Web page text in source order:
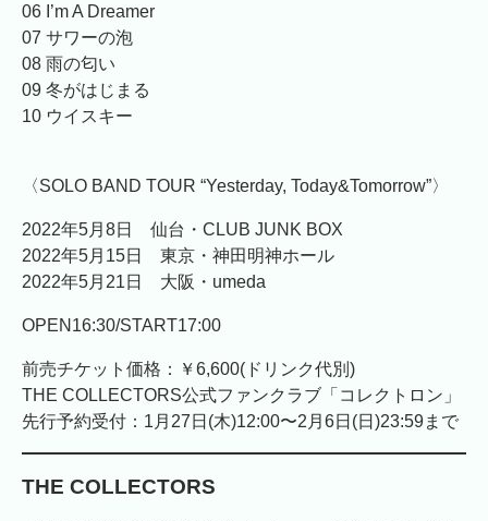
06 I’m A Dreamer
07 サワーの泡
08 雨の匂い
09 冬がはじまる
10 ウイスキー
〈SOLO BAND TOUR “Yesterday, Today&Tomorrow”〉
2022年5月8日 仙台・CLUB JUNK BOX
2022年5月15日 東京・神田明神ホール
2022年5月21日 大阪・umeda
OPEN16:30/START17:00
前売チケット価格：￥6,600(ドリンク代別)
THE COLLECTORS公式ファンクラブ「コレクトロン」
先行予約受付：1月27日(木)12:00〜2月6日(日)23:59まで
THE COLLECTORS